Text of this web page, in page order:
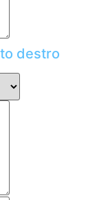
destro